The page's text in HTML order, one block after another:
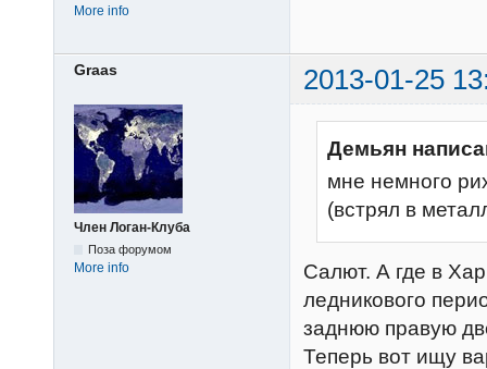
More info
Graas 2013-01-25
Член Логан-Клуба
Поза форумом
More info
Демьян
мне немного
(встрял в
Салют. А где в
ледникового
заднюю правую
Теперь вот ищу